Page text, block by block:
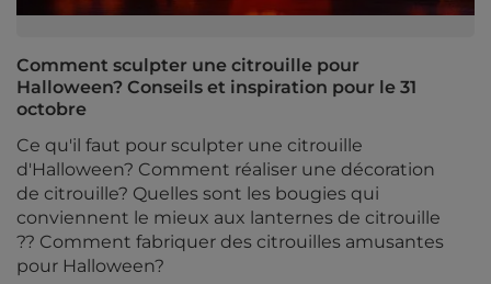
Comment sculpter une citrouille pour
Halloween? Conseils et inspiration pour le 31
octobre
Ce qu'il faut pour sculpter une citrouille
d'Halloween? Comment réaliser une décoration
de citrouille? Quelles sont les bougies qui
conviennent le mieux aux lanternes de citrouille
?? Comment fabriquer des citrouilles amusantes
pour Halloween?